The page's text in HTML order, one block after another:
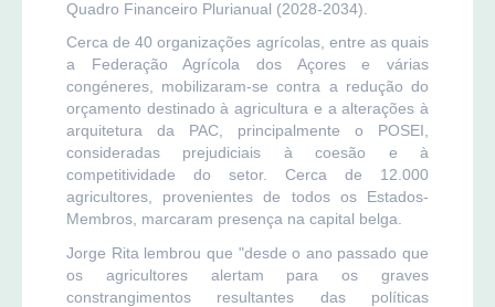
Quadro Financeiro Plurianual (2028-2034).
Cerca de 40 organizações agrícolas, entre as quais
a Federação Agrícola dos Açores e várias
congéneres, mobilizaram-se contra a redução do
orçamento destinado à agricultura e a alterações à
arquitetura da PAC, principalmente o POSEI,
consideradas prejudiciais à coesão e à
competitividade do setor. Cerca de 12.000
agricultores, provenientes de todos os Estados-
Membros, marcaram presença na capital belga.
Jorge Rita lembrou que "desde o ano passado que
os agricultores alertam para os graves
constrangimentos resultantes das políticas